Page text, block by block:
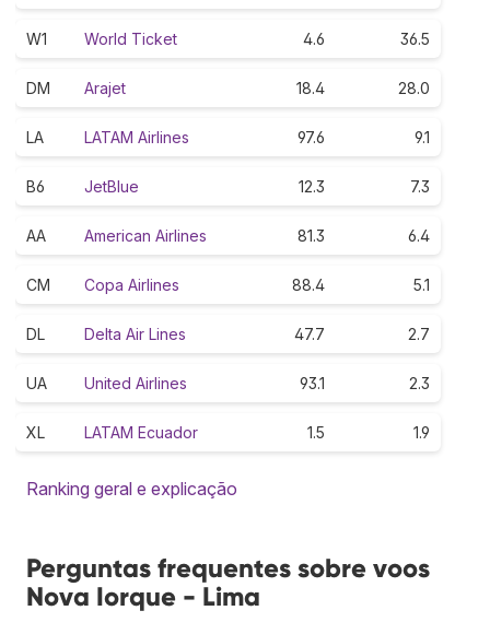
W1 World Ticket 4.6 36.5
DM Arajet 18.4 28.0
LA LATAM Airlines 97.6 9.1
B6 JetBlue 12.3 7.3
AA American Airlines 81.3 6.4
CM Copa Airlines 88.4 5.1
DL Delta Air Lines 47.7 2.7
UA United Airlines 93.1 2.3
XL LATAM Ecuador 1.5 1.9
Ranking geral e explicação
Perguntas frequentes sobre voos
Nova Iorque - Lima